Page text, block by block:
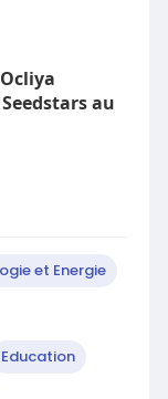
au
et Energie
Education